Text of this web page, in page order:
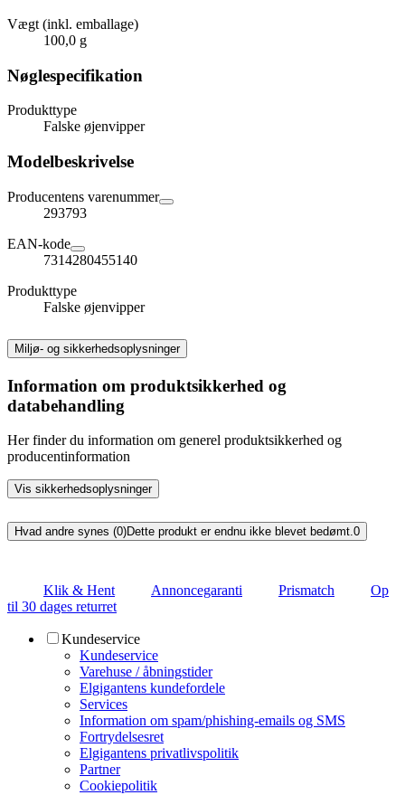
Vægt (inkl. emballage)
100,0 g
Nøglespecifikation
Produkttype
Falske øjenvipper
Modelbeskrivelse
Producentens varenummer
293793
EAN-kode
7314280455140
Produkttype
Falske øjenvipper
Miljø- og sikkerhedsoplysninger
Information om produktsikkerhed og
databehandling
Her finder du information om generel produktsikkerhed og
producentinformation
Vis sikkerhedsoplysninger
Hvad andre synes (0)Dette produkt er endnu ikke blevet bedømt.0
Klik & Hent Annoncegaranti Prismatch
Op
til 30 dages returret
Kundeservice
Kundeservice
Varehuse / åbningstider
Elgigantens kundefordele
Services
Information om spam/phishing-emails og SMS
Fortrydelsesret
Elgigantens privatlivspolitik
Partner
Cookiepolitik